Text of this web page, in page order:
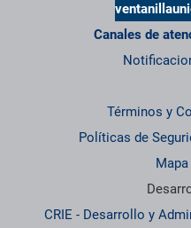
Canales de
Términos y
Políticas de
CRIE - Desarrollo y